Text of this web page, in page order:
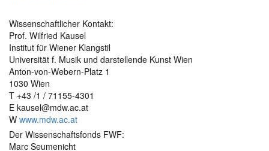
Wissenschaftlicher Kontakt:
Prof. Wilfried Kausel
Institut für Wiener Klangstil
Universität f. Musik und darstellende Kunst Wien
Anton-von-Webern-Platz 1
1030 Wien
T +43 /1 / 71155-4301
E kausel@mdw.ac.at
W www.mdw.ac.at
Der Wissenschaftsfonds FWF:
Marc Seumenicht